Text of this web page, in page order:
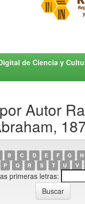
de Ciencia y
Autor
B C D E F G H
P Q R S T U V
primeras letras: